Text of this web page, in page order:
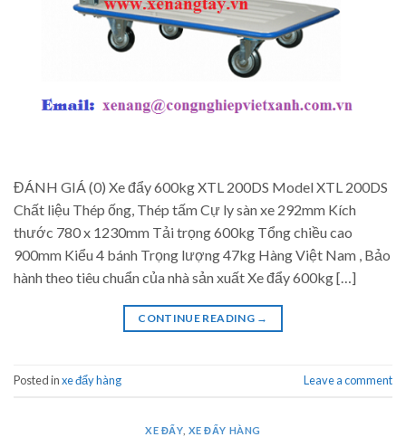
ĐÁNH GIÁ (0) Xe đẩy 600kg XTL 200DS Model XTL 200DS
Chất liệu Thép ống, Thép tấm Cự ly sàn xe 292mm Kích
thước 780 x 1230mm Tải trọng 600kg Tổng chiều cao
900mm Kiểu 4 bánh Trọng lượng 47kg Hàng Việt Nam , Bảo
hành theo tiêu chuẩn của nhà sản xuất Xe đẩy 600kg […]
CONTINUE READING →
Posted inxe đẩy hàng Leave a comment
XE ĐẨY, XE ĐẨY HÀNG